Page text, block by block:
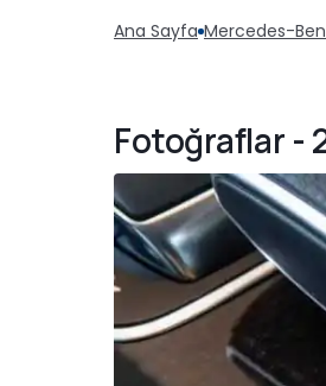
Ana Sayfa Mercedes-
Fotoğraflar -